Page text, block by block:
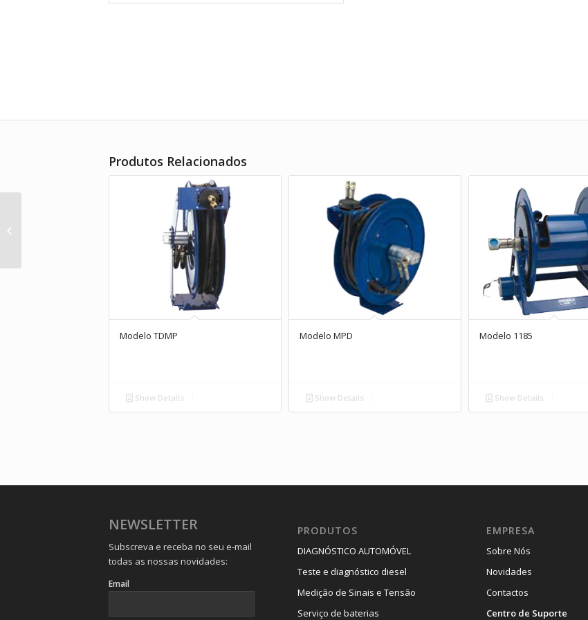
Produtos Relacionados
Modelo TDMP
Show Details
Modelo MPD
Show Details
Modelo 1185
Show Details
NEWSLETTER
Subscreva e receba no seu e-mail
todas as nossas novidades:
Email
PRODUTOS
DIAGNÓSTICO AUTOMÓVEL
Teste e diagnóstico diesel
Medição de Sinais e Tensão
Serviço de baterias
EMPRESA
Sobre Nós
Novidades
Contactos
Centro de Suporte